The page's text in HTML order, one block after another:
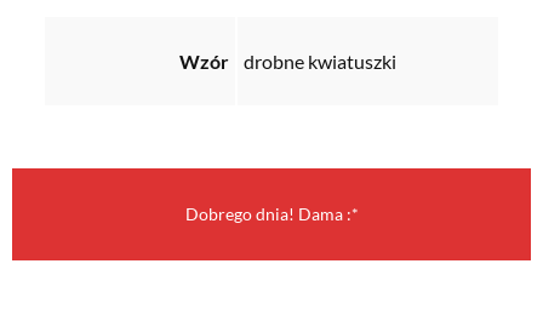
Wzór drobne kwiatuszki
Dobrego dnia! Dama :*